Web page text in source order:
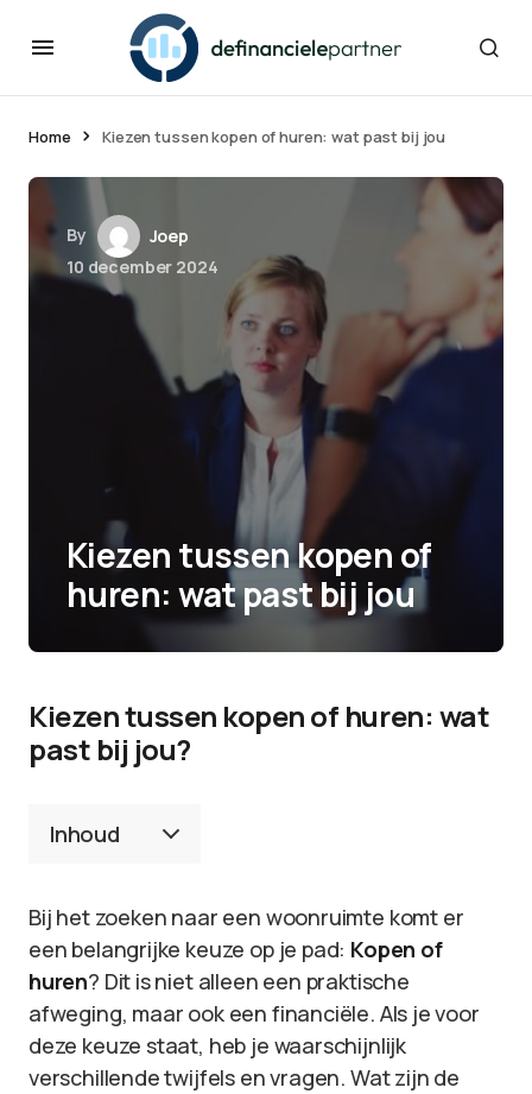
Home Kiezen tussen kopen of huren: wat past bij jou
By
Joep
10 december 2024
Kiezen tussen kopen of
huren: wat past bij jou
Kiezen tussen kopen of huren: wat
past bij jou?
Inhoud
Bij het zoeken naar een woonruimte komt er
een belangrijke keuze op je pad: Kopen of
huren? Dit is niet alleen een praktische
afweging, maar ook een financiële. Als je voor
deze keuze staat, heb je waarschijnlijk
verschillende twijfels en vragen. Wat zijn de